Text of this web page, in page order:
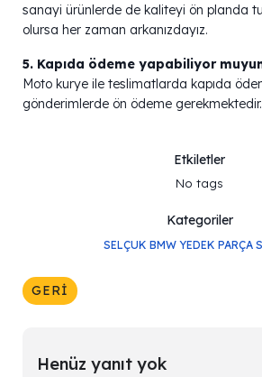
sanayi ürünlerde de kaliteyi ön planda
olursa her zaman arkanızdayız.
5. Kapıda ödeme yapabiliyor
Moto kurye ile teslimatlarda kapıda
gönderimlerde ön ödeme gerekmektedir.
Etkiletler
No tags
Kategoriler
SELÇUK BMW YEDEK PARÇA
GERI
Henüz yanıt yok